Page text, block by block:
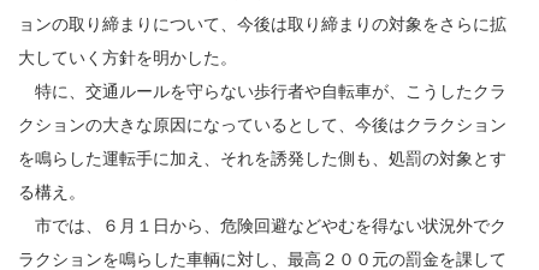
ョンの取り締まりについて、今後は取り締まりの対象をさらに拡
大していく方針を明かした。
特に、交通ルールを守らない歩行者や自転車が、こうしたクラ
クションの大きな原因になっているとして、今後はクラクション
を鳴らした運転手に加え、それを誘発した側も、処罰の対象とす
る構え。
市では、６月１日から、危険回避などやむを得ない状況外でク
ラクションを鳴らした車輌に対し、最高２００元の罰金を課して